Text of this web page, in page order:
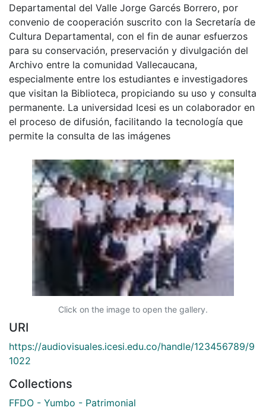
Departamental del Valle Jorge Garcés Borrero, por
convenio de cooperación suscrito con la Secretaría de
Cultura Departamental, con el fin de aunar esfuerzos
para su conservación, preservación y divulgación del
Archivo entre la comunidad Vallecaucana,
especialmente entre los estudiantes e investigadores
que visitan la Biblioteca, propiciando su uso y consulta
permanente. La universidad Icesi es un colaborador en
el proceso de difusión, facilitando la tecnología que
permite la consulta de las imágenes
Click on the image to open the gallery.
URI
https://audiovisuales.icesi.edu.co/handle/123456789/9
1022
Collections
FFDO - Yumbo - Patrimonial